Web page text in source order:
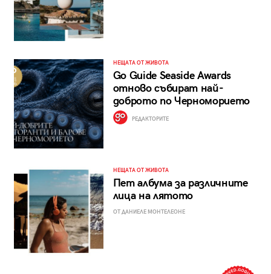
НЕЩАТА ОТ ЖИВОТА
Go Guide Seaside Awards
отново събират най-
доброто по Черноморието
РЕДАКТОРИТЕ
НЕЩАТА ОТ ЖИВОТА
Пет албума за различните
лица на лятото
ОТ ДАНИЕЛЕ МОНТЕЛЕОНЕ